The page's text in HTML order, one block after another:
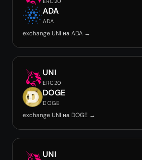
ADA
ADA
exchange UNI на ADA →
UNI
ERC20
DOGE
DOGE
exchange UNI на DOGE →
UNI